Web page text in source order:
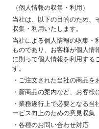
（個人情報の収集・利用）
当社は、以下の目的のため、
収集・利用いたします。
当社による個人情報の収集・
ものであり、お客様が個人情
に則って個人情報を利用する
す。
・ご注文された当社の商品
・新商品の案内など、お客
・業務遂行上で必要となる
ービス向上のための意見収集
・各種のお問い合わせ対応